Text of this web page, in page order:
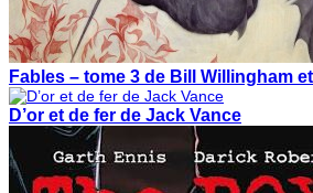
Fables – tome 3 de Bill Willingham
D’or et de fer de Jack Vance